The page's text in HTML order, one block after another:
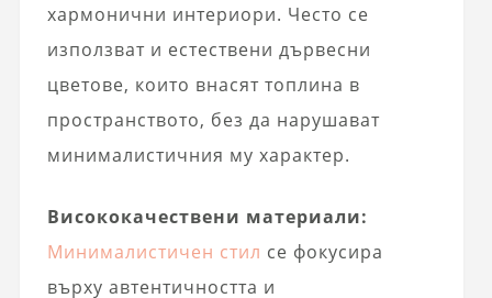
хармонични интериори. Често се
използват и естествени дървесни
цветове, които внасят топлина в
пространството, без да нарушават
минималистичния му характер.
Висококачествени материали:
Минималистичен стил се фокусира
върху автентичността и